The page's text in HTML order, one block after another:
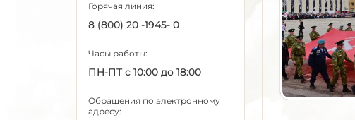
Горячая линия:
8 (800) 20 -1945- 0
Часы работы:
ПН-ПТ с 10:00 до 18:00
Обращения по электронному
адресу: